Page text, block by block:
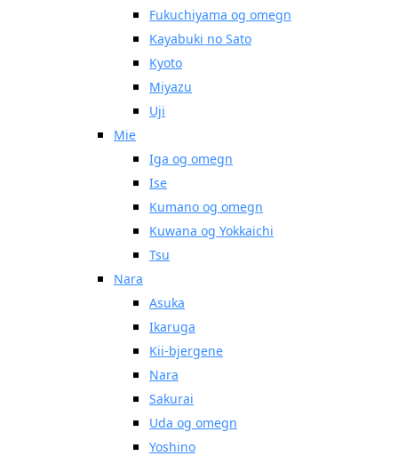
Fukuchiyama og omegn
Kayabuki no Sato
Kyoto
Miyazu
Uji
Mie
Iga og omegn
Ise
Kumano og omegn
Kuwana og Yokkaichi
Tsu
Nara
Asuka
Ikaruga
Kii-bjergene
Nara
Sakurai
Uda og omegn
Yoshino